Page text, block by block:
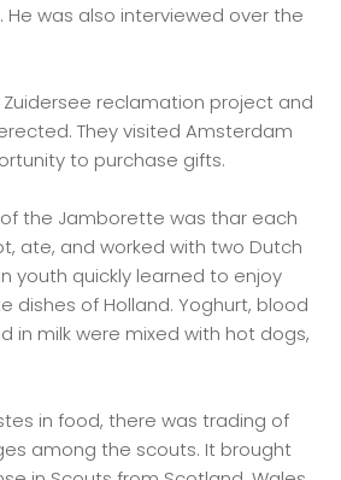
was also interviewed over the
reclamation project and
They visited Amsterdam
to purchase gifts.
the Jamborette was thar each
ate, and worked with two Dutch
youth quickly learned to enjoy
dishes of Holland. Yoghurt, blood
in milk were mixed with hot dogs,
in food, there was trading of
among the scouts. It brought